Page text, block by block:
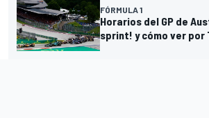
FÓRMULA 1
Horarios del GP de
sprint! y cómo ver por